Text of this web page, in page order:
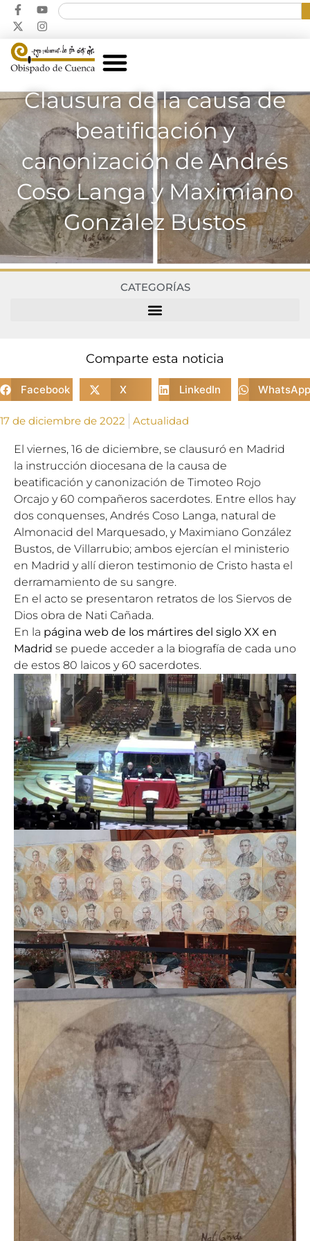
Clausura de la causa de
beatificación y
canonización de Andrés
Coso Langa y Maximiano
González Bustos
CATEGORÍAS
Comparte esta noticia
Facebook X LinkedIn WhatsApp
17 de diciembre de 2022 Actualidad
El viernes, 16 de diciembre, se clausuró en Madrid
la instrucción diocesana de la causa de
beatificación y canonización de Timoteo Rojo
Orcajo y 60 compañeros sacerdotes. Entre ellos hay
dos conquenses, Andrés Coso Langa, natural de
Almonacid del Marquesado, y Maximiano González
Bustos, de Villarrubio; ambos ejercían el ministerio
en Madrid y allí dieron testimonio de Cristo hasta el
derramamiento de su sangre.
En el acto se presentaron retratos de los Siervos de
Dios obra de Nati Cañada.
En la página web de los mártires del siglo XX en
Madrid se puede acceder a la biografía de cada uno
de estos 80 laicos y 60 sacerdotes.